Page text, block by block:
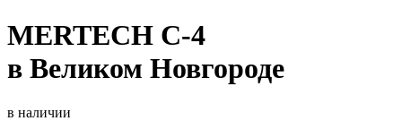
MERTECH С-4
в Великом Новгороде
в наличии